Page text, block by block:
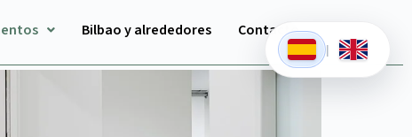
Bilbao y alrededores Contacto
|